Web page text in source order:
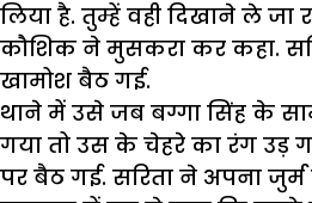
लिया है. तुम्हें वही दिखाने ले जा
कौशिक ने मुसकरा कर कहा.
खामोश बैठ गई.
थाने में उसे जब बग्गा सिंह के
गया तो उस के चेहरे का रंग उड़
पर बैठ गई. सरिता ने अपना